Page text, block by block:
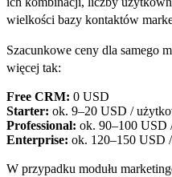
wielkości bazy kontaktów
Szacunkowe ceny dla samego
więcej tak:
Free CRM: 0 USD
Starter: ok. 9–20 USD /
Professional: ok. 90–100 USD
Enterprise: ok. 120–150 USD
W przypadku modułu